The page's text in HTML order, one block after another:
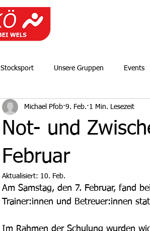
Stocksport Unsere Gruppen Events
Not- und
Februar
Michael Pfob 9. Feb. 1 Min. Lesezeit
Aktualisiert: 10. Feb.
Am Samstag, den 7. Februar, fand
Trainer:innen und Betreuer:innen
Im Rahmen der Schulung wurden